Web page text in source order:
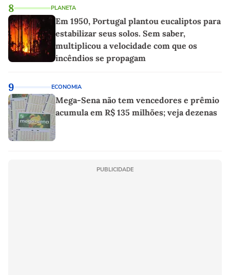
8 PLANETA
Em 1950, Portugal plantou eucaliptos para
estabilizar seus solos. Sem saber,
multiplicou a velocidade com que os
incêndios se propagam
9 ECONOMIA
Mega-Sena não tem vencedores e prêmio
acumula em R$ 135 milhões; veja dezenas
PUBLICIDADE